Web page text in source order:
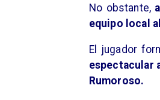
No obstante,
equipo local
El jugador
espectacular
Rumoroso.